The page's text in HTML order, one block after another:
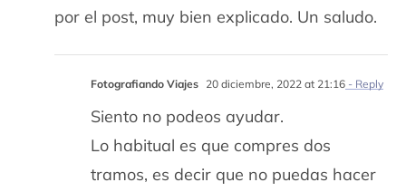
por el post, muy bien explicado. Un saludo.
Fotografiando Viajes 20 diciembre, 2022 at 21:16- Reply
Siento no podeos ayudar.
Lo habitual es que compres dos
tramos, es decir que no puedas hacer